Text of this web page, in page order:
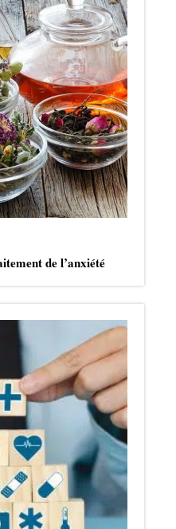
de l’anxiété